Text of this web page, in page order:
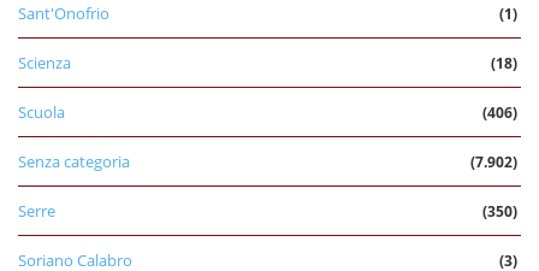
Sant'Onofrio (1)
Scienza (18)
Scuola (406)
Senza categoria (7.902)
Serre (350)
Soriano Calabro (3)